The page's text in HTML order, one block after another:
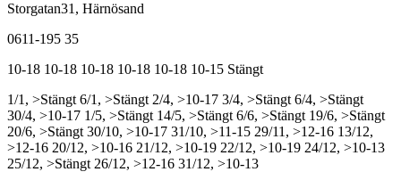
Storgatan31, Härnösand
0611-195 35
10-18 10-18 10-18 10-18 10-18 10-15 Stängt
1/1, >Stängt 6/1, >Stängt 2/4, >10-17 3/4, >Stängt 6/4, >Stängt
30/4, >10-17 1/5, >Stängt 14/5, >Stängt 6/6, >Stängt 19/6, >Stängt
20/6, >Stängt 30/10, >10-17 31/10, >11-15 29/11, >12-16 13/12,
>12-16 20/12, >10-16 21/12, >10-19 22/12, >10-19 24/12, >10-13
25/12, >Stängt 26/12, >12-16 31/12, >10-13